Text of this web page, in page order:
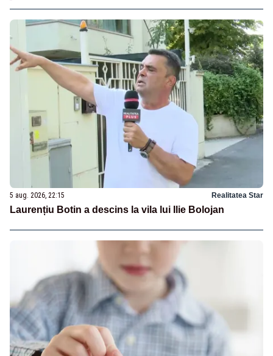
5 aug. 2026, 22:15 Realitatea Star
Laurențiu Botin a descins la vila lui Ilie Bolojan